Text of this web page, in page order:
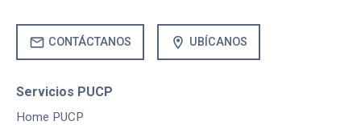
mail CONTÁCTANOS location_on UBÍCANOS
Servicios PUCP
Home PUCP